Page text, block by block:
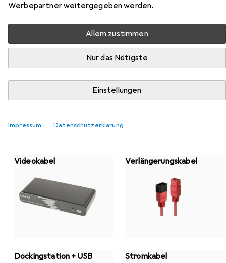
Werbepartner weitergegeben werden.
Allem zustimmen
Nur das Nötigste
Einstellungen
Impressum Datenschutzerklärung
Top-Kategorien von Lindy
USB Kabel Netzwerkkabel
Videokabel Verlängerungskabel
Dockingstation + USB
Stromkabel